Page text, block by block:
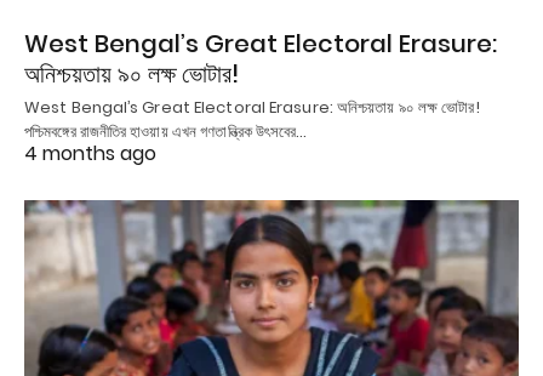
West Bengal’s Great Electoral Erasure:
অনিশ্চয়তায় ৯০ লক্ষ ভোটার!
West Bengal’s Great Electoral Erasure: অনিশ্চয়তায় ৯০ লক্ষ ভোটার!
পশ্চিমবঙ্গের রাজনীতির হাওয়ায় এখন গণতান্ত্রিক উৎসবের…
4 months ago